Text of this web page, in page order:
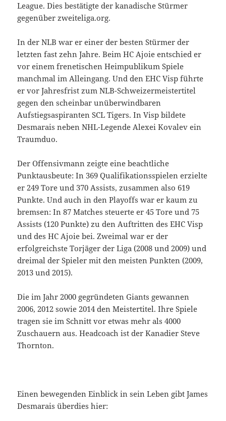
League. Dies bestätigte der kanadische Stürmer
gegenüber zweiteliga.org.
In der NLB war er einer der besten Stürmer der
letzten fast zehn Jahre. Beim HC Ajoie entschied er
vor einem frenetischen Heimpublikum Spiele
manchmal im Alleingang. Und den EHC Visp führte
er vor Jahresfrist zum NLB-Schweizermeistertitel
gegen den scheinbar unüberwindbaren
Aufstiegsaspiranten SCL Tigers. In Visp bildete
Desmarais neben NHL-Legende Alexei Kovalev ein
Traumduo.
Der Offensivmann zeigte eine beachtliche
Punktausbeute: In 369 Qualifikationsspielen erzielte
er 249 Tore und 370 Assists, zusammen also 619
Punkte. Und auch in den Playoffs war er kaum zu
bremsen: In 87 Matches steuerte er 45 Tore und 75
Assists (120 Punkte) zu den Auftritten des EHC Visp
und des HC Ajoie bei. Zweimal war er der
erfolgreichste Torjäger der Liga (2008 und 2009) und
dreimal der Spieler mit den meisten Punkten (2009,
2013 und 2015).
Die im Jahr 2000 gegründeten Giants gewannen
2006, 2012 sowie 2014 den Meistertitel. Ihre Spiele
tragen sie im Schnitt vor etwas mehr als 4000
Zuschauern aus. Headcoach ist der Kanadier Steve
Thornton.
Einen bewegenden Einblick in sein Leben gibt James
Desmarais überdies hier: